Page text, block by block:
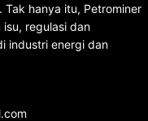
. Tak hanya itu, Petrominer
regulasi dan
industri energi dan